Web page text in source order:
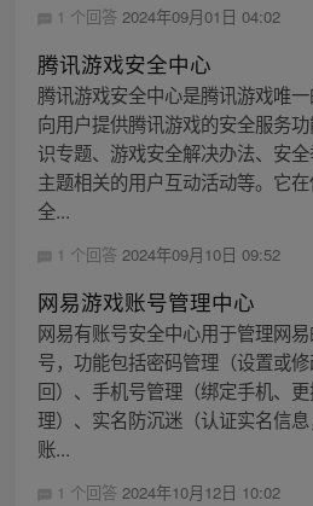
1 个回答 2024年09月01日 04:02
腾讯游戏安全中心
腾讯游戏安全中心是腾讯游戏唯
向用户提供腾讯游戏的安全服务
识专题、游戏安全解决办法、安
主题相关的用户互动活动等。它
全...
1 个回答 2024年09月10日 09:52
网易游戏账号管理中心
网易有账号安全中心用于管理网
号，功能包括密码管理（设置或
回）、手机号管理（绑定手机、
理）、实名防沉迷（认证实名信息
账...
1 个回答 2024年10月12日 10:02